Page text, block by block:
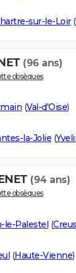
sur-le-Loir(
(96 ans)
obsèques
(Val-d'Oise)
la-Jolie (
(94 ans)
obsèques
le-Palestel (
(Haute-Vienne)